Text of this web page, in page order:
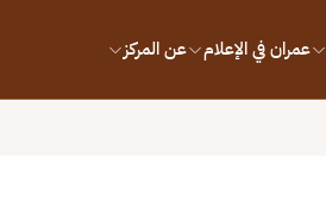
عمران في الإعلام عن المركز